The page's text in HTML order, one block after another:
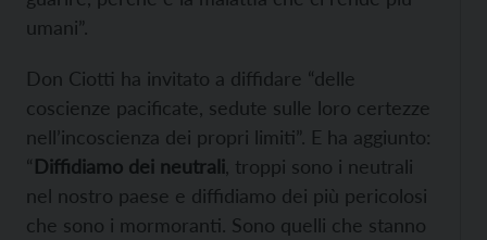
umani”.
Don Ciotti ha invitato a diffidare “delle
coscienze pacificate, sedute sulle loro certezze
nell’incoscienza dei propri limiti”. E ha aggiunto:
“Diffidiamo dei neutrali , troppi sono i neutrali
nel nostro paese e diffidiamo dei più pericolosi
che sono i mormoranti. Sono quelli che stanno